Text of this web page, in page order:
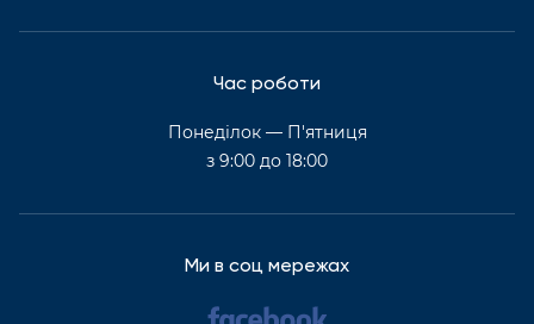
Час роботи
Понеділок — П'ятниця
з 9:00 до 18:00
Ми в соц мережах